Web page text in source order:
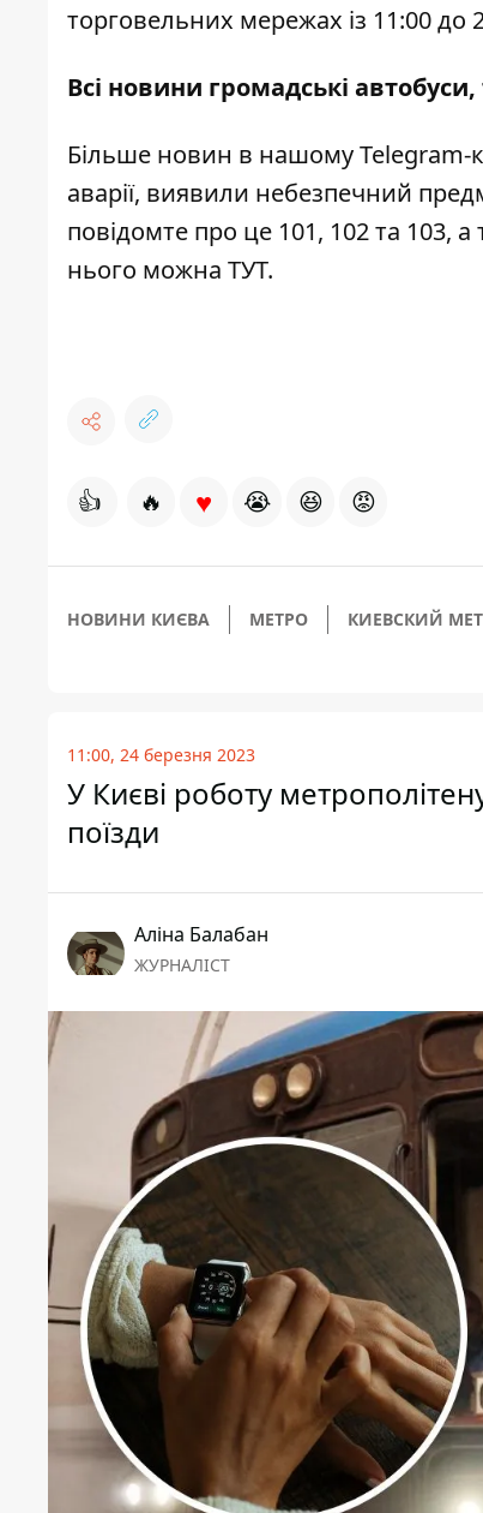
торговельних мережах із 11:00 до
Всі новини громадські
Більше новин в нашомуTelegram-
аварії, виявили небезпечний
повідомте про це 101, 102 та 103,
нього можна ТУТ.
👍 🔥 ♥ 😭 😆 😡
НОВИНИ КИЄВА МЕТРО КИЕВСКИЙ
11:00, 24 березня 2023
У Києві роботу
поїзди
Аліна Балабан
ЖУРНАЛІСТ